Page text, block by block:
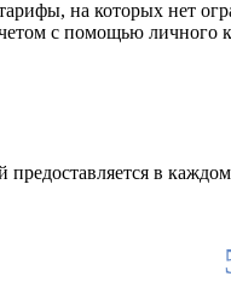
на которых нет
с помощью личного
в